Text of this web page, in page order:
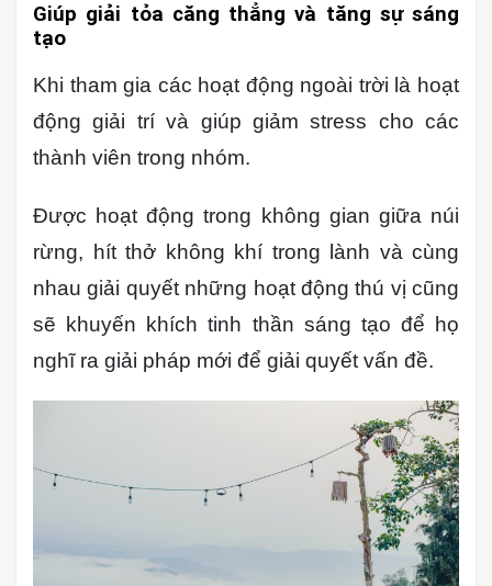
Giúp giải tỏa căng thẳng và tăng sự sáng
tạo
Khi tham gia các hoạt động ngoài trời là hoạt
động giải trí và giúp giảm stress cho các
thành viên trong nhóm.
Được hoạt động trong không gian giữa núi
rừng, hít thở không khí trong lành và cùng
nhau giải quyết những hoạt động thú vị cũng
sẽ khuyến khích tinh thần sáng tạo để họ
nghĩ ra giải pháp mới để giải quyết vấn đề.